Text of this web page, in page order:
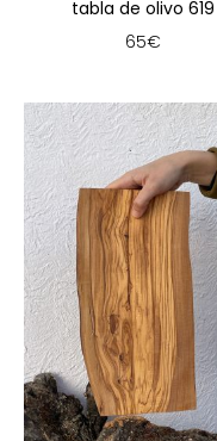
tabla de olivo 619
65€